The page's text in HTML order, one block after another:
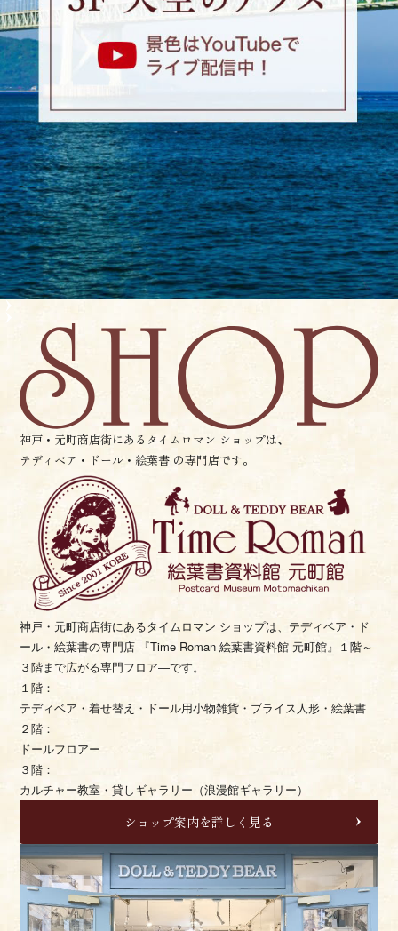
神戸・元町商店街にあるタイムロマン ショップは、
テディベア・ドール・絵葉書 の専門店です。
神戸・元町商店街にあるタイムロマン ショップは、テディベア・ ド
ール・絵葉書の専門店 『Time Roman 絵葉書資料館 元町館』 １階～
３階まで広がる専門フロア―です。
１階：
テディベア・着せ替え・ドール用小物雑貨・ブライス人形・絵葉書
２階：
ドールフロアー
３階：
カルチャー教室・貸しギャラリー（浪漫館ギャラリー）
ショップ案内を詳しく見る